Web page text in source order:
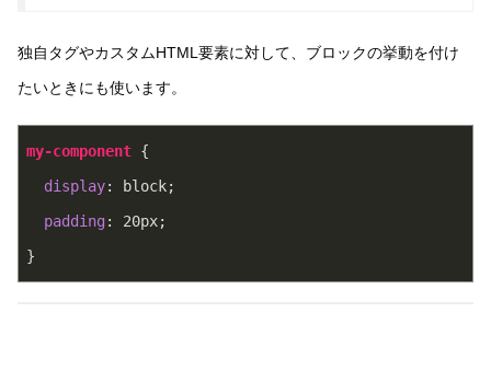
独自タグやカスタムHTML要素に対して、ブロックの挙動を付け
たいときにも使います。
my-component {
display: block;
padding : 20px;
}